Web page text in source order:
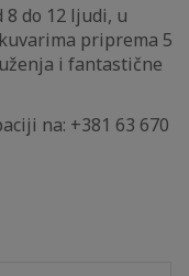
8 do 12 ljudi, u
priprema 5
i fantastične
na: +381 63 670